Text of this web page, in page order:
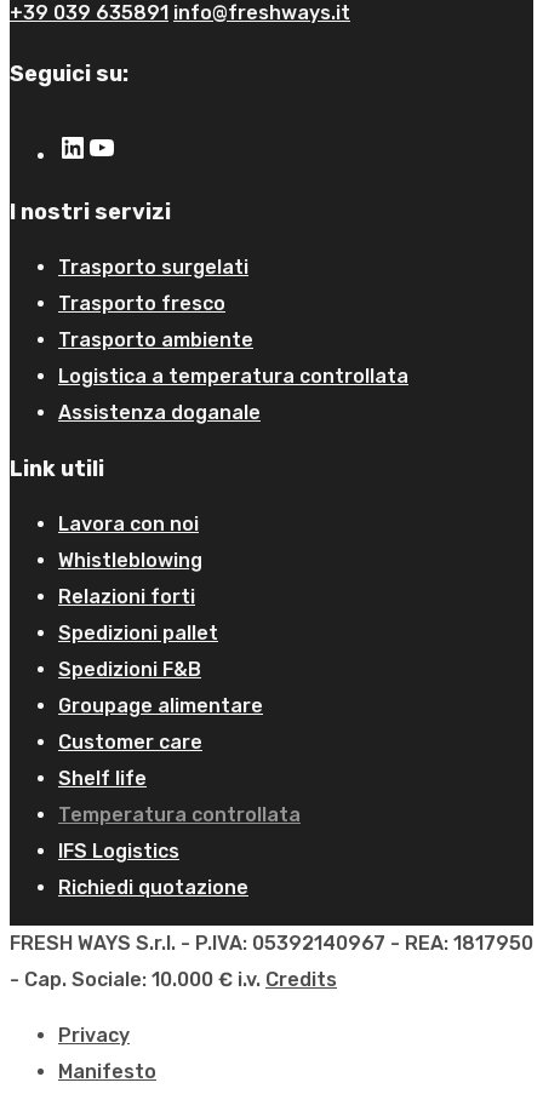
+39 039 635891 info@freshways.it
Seguici su:
I nostri servizi
Trasporto surgelati
Trasporto fresco
Trasporto ambiente
Logistica a temperatura controllata
Assistenza doganale
Link utili
Lavora con noi
Whistleblowing
Relazioni forti
Spedizioni pallet
Spedizioni F&B
Groupage alimentare
Customer care
Shelf life
Temperatura controllata
IFS Logistics
Richiedi quotazione
FRESH WAYS S.r.l. - P.IVA: 05392140967 - REA: 1817950
- Cap. Sociale: 10.000 € i.v. Credits
Privacy
Manifesto